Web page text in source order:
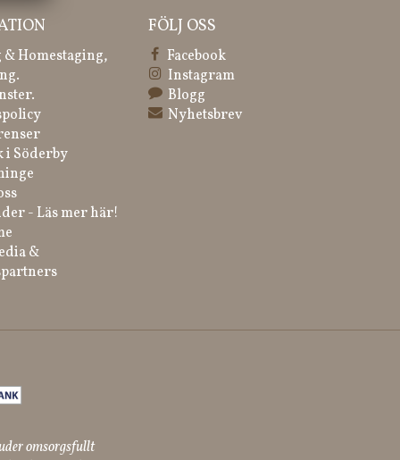
Homestaging,
i Söderby
- Läs mer här!
&
FÖLJ OSS
Facebook
Instagram
Blogg
Nyhetsbrev
omsorgsfullt